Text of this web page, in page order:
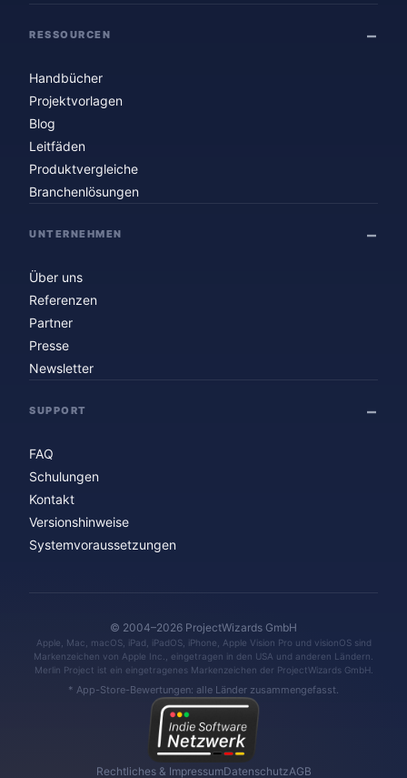
RESSOURCEN
Handbücher
Projektvorlagen
Blog
Leitfäden
Produktvergleiche
Branchenlösungen
UNTERNEHMEN
Über uns
Referenzen
Partner
Presse
Newsletter
SUPPORT
FAQ
Schulungen
Kontakt
Versionshinweise
Systemvoraussetzungen
© 2004–2026 ProjectWizards GmbH
Apple, Mac, macOS, iPad, iPadOS, iPhone, Apple Vision Pro und visionOS sind
Markenzeichen von Apple Inc., eingetragen in den USA und anderen Ländern.
Merlin Project ist ein eingetragenes Markenzeichen der ProjectWizards GmbH.
* App-Store-Bewertungen: alle Länder zusammengefasst.
Rechtliches & ImpressumDatenschutzAGB